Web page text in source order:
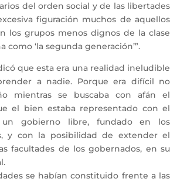
del orden social y de las libertades
figuración muchos de aquellos
los grupos menos dignos de la clase
‘la segunda generación’”.
que esta era una realidad ineludible
a nadie. Porque era difícil no
mientras se buscaba con afán el
el bien estaba representado con el
un gobierno libre, fundado en los
y con la posibilidad de extender el
facultades de los gobernados, en su
se habían constituido frente a las